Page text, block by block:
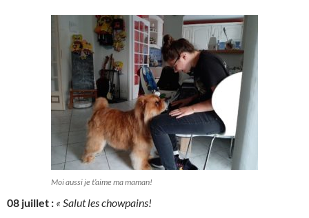
Moi aussi je t’aime ma maman!
08 juillet : « Salut les chowpains!